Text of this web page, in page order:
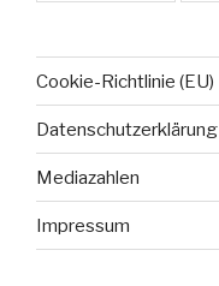
Cookie-Richtlinie (EU)
Datenschutzerklärung
Mediazahlen
Impressum